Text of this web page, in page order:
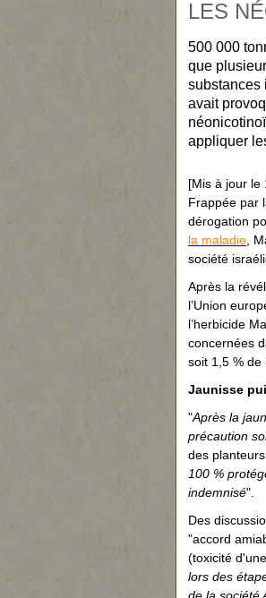
LES
500 000
que
substances
avait
appliquer
[Mis à jour le
Frappée par
dérogation
la maladie ,
société
Après la
l’Union
l’herbicide
concernées
soit 1,5 % de
Jaunisse
"Après la
précaution
des
100 %
indemnisé".
Des
"accord
(toxicité
lors des